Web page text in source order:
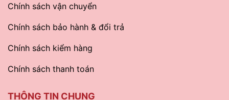
Chính sách vận chuyển
Chính sách bảo hành & đổi trả
Chính sách kiểm hàng
Chính sách thanh toán
THÔNG TIN CHUNG